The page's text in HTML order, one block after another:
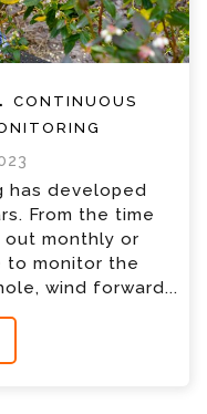
continuous
has developed
From the time
monthly or
to monitor the
wind forward...